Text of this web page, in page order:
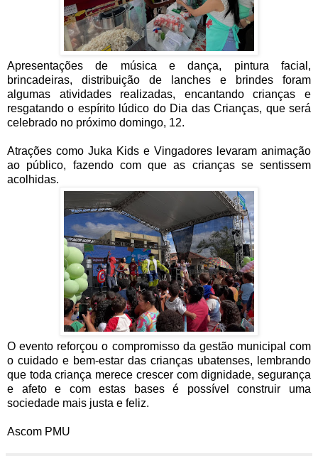
Apresentações de música e dança, pintura facial,
brincadeiras, distribuição de lanches e brindes foram
algumas atividades realizadas, encantando crianças e
resgatando o espírito lúdico do Dia das Crianças, que será
celebrado no próximo domingo, 12.
Atrações como Juka Kids e Vingadores levaram animação
ao público, fazendo com que as crianças se sentissem
acolhidas.
O evento reforçou o compromisso da gestão municipal com
o cuidado e bem-estar das crianças ubatenses, lembrando
que toda criança merece crescer com dignidade, segurança
e afeto e com estas bases é possível construir uma
sociedade mais justa e feliz.
Ascom PMU